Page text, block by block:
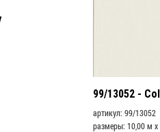
99/13052 -
артикул: 99/13052
размеры: 10,00 м x